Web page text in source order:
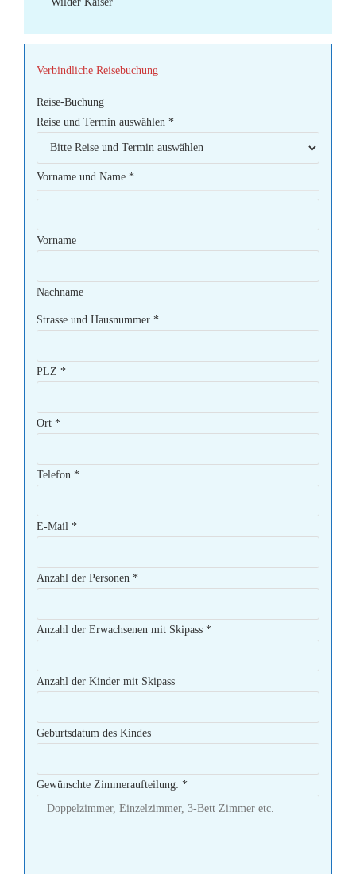
Verbindliche Reisebuchung
Reise-Buchung
Reise und Termin auswählen *
Vorname und Name *
Vorname
Nachname
Strasse und Hausnummer *
PLZ *
Ort *
Telefon *
E-Mail *
Anzahl der Personen *
Anzahl der Erwachsenen mit Skipass *
Anzahl der Kinder mit Skipass
Geburtsdatum des Kindes
Gewünschte Zimmeraufteilung: *